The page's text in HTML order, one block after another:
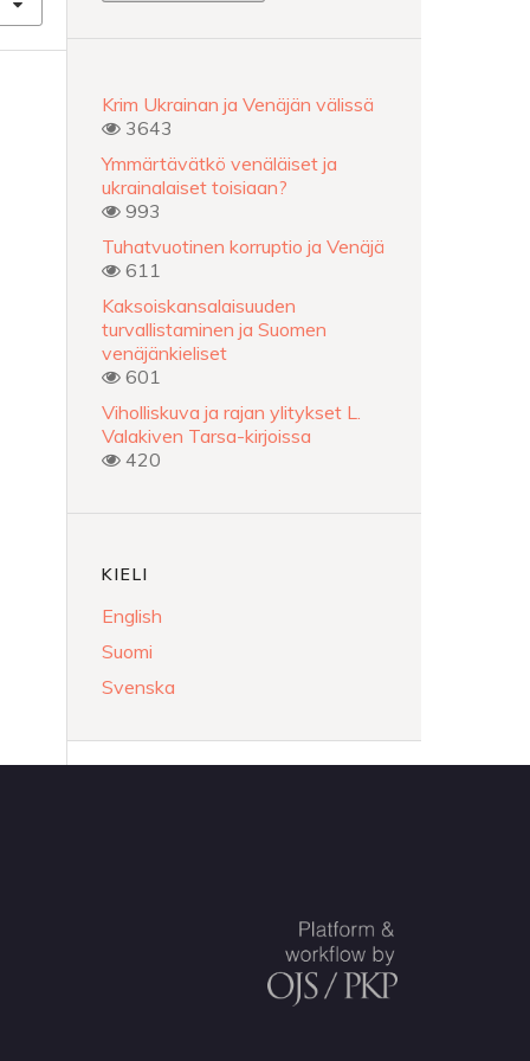
Krim Ukrainan ja Venäjän välissä
3643
Ymmärtävätkö venäläiset ja
ukrainalaiset toisiaan?
993
Tuhatvuotinen korruptio ja Venäjä
611
Kaksoiskansalaisuuden
turvallistaminen ja Suomen
venäjänkieliset
601
Viholliskuva ja rajan ylitykset L.
Valakiven Tarsa-kirjoissa
420
KIELI
English
Suomi
Svenska